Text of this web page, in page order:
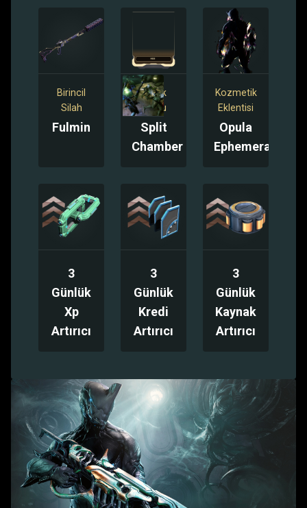
Birincil
Silah
Fulmin
Tüfek
Modu
Split
Chamber
Kozmetik
Eklentisi
Opula
Ephemera
3
Günlük
Xp
Artırıcı
3
Günlük
Kredi
Artırıcı
3
Günlük
Kaynak
Artırıcı